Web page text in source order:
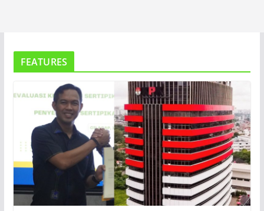
FEATURES